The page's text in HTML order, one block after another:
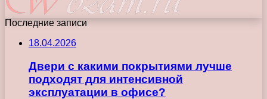
Последние записи
18.04.2026
Двери с какими покрытиями лучше
подходят для интенсивной
эксплуатации в офисе?